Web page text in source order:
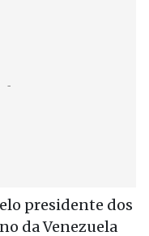
presidente dos
da Venezuela